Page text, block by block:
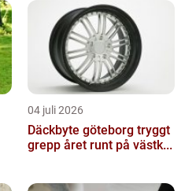
04 juli 2026
Däckbyte göteborg tryggt
grepp året runt på västk...